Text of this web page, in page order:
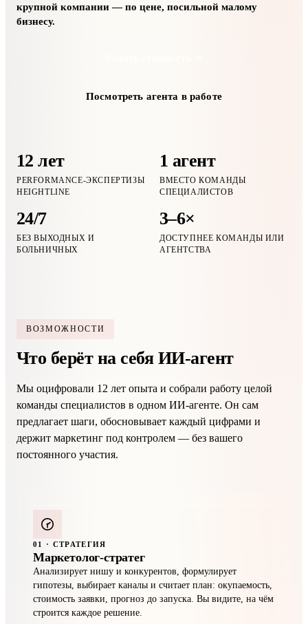
крупной компании — по цене, посильной малому
бизнесу.
Посмотреть агента в работе
12 лет
PERFORMANCE-ЭКСПЕРТИЗЫ
HEIGHTLINE
1 агент
ВМЕСТО КОМАНДЫ
СПЕЦИАЛИСТОВ
24/7
БЕЗ ВЫХОДНЫХ И
БОЛЬНИЧНЫХ
3–6×
ДОСТУПНЕЕ КОМАНДЫ ИЛИ
АГЕНТСТВА
ВОЗМОЖНОСТИ
Что берёт на себя ИИ-агент
Мы оцифровали 12 лет опыта и собрали работу целой
команды специалистов в одном ИИ-агенте. Он сам
предлагает шаги, обосновывает каждый цифрами и
держит маркетинг под контролем — без вашего
постоянного участия.
01 · СТРАТЕГИЯ
Маркетолог-стратег
Анализирует нишу и конкурентов, формулирует
гипотезы, выбирает каналы и считает план: окупаемость,
стоимость заявки, прогноз до запуска. Вы видите, на чём
строится каждое решение.